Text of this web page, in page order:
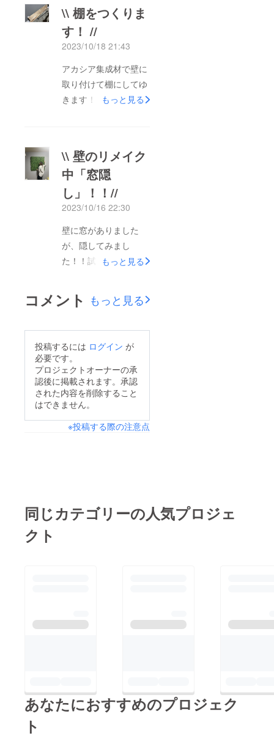
\\ 棚をつくりま
す！ //
2023/10/18 21:43
アカシア集成材で壁に
取り付けて棚にしてゆ
きます！グレーと白に
もっと見る
\\ 壁のリメイク
中「窓隠
し」！！//
2023/10/16 22:30
壁に窓がありました
が、隠してみまし
た！！試しに持ち上げ
いですね(*ﾟ∀ﾟ*)！ｳｷｳｷ
もっと見る
コメント もっと見る
投稿するには ログイン が
必要です。
プロジェクトオーナーの承
認後に掲載されます。承認
された内容を削除すること
はできません。
※投稿する際の注意点
同じカテゴリーの人気プロジェ
クト
あなたにおすすめのプロジェク
ト